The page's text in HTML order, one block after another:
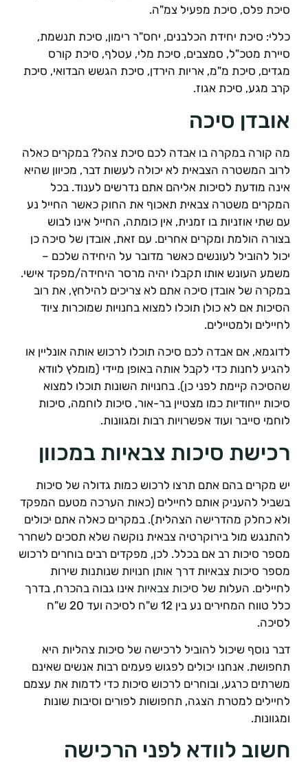
פלס, סיכת מפעיל צמ"ה.
סיכת יחידת הכלבנים, יחס"ר רימון, סיכת תנשמת,
מטכ"ל, סמצבים, סיכת מלי, עטלף, סיכת קורס
סיכת מ"מ, אריות הירדן, סיכת הגשש הבדואי, סיכת
מגע, סיכת אגוז.
סיכה
קורה במקרה בו אבדה לכם סיכת צהל? במקרים כאלה
המשטרה הצבאית לא יכולה לעשות דבר, מכיוון שהיא
מודעת לסיכות אליהם אתם נדרשים לענוד. בכל
משטרה צבאית תאכוף את החוק כאשר החייל נע
שתי אוזניות בו זמנית, אין כומתה, החייל אינו לבוש
הולמת ומקרים אחרים. עם זאת, אובדן של סיכה כן
להוביל לעונשים כאשר מדובר על היחידה שלכם –
העונש אותו תקבלו יהיה מרסר היחידה/מפקד אישי.
של אובדן סיכה אתם לא צריכים להילחץ, את רוב
אם לא כולן תוכלו למצוא בחנויות שמוכרות ציוד
ולמטיילים.
אם אבדה לכם סיכה תוכלו לרכוש אותה אונליין או
לחנות כדי לקבל אותה באופן מיידי (מומלץ לוודא
קיימת לפני כן). בחנויות השונות תוכלו למצוא
ייחודיות כמו מצטיין בר-אור, סיכות לוחמה, סיכות
סייבר ועוד אפשרויות רבות ומגוונות.
סיכות צבאיות במכוון
מקרים בהם אתם תרצו לרכוש כמות גדולה של סיכות
להעניק אותם לחיילים (כאות הערכה מטעם המפקד
כחלק מהדרישה הצהלית). במקרים כאלה אתם יכולים
מול בירוקרטיה צבאית נוקשה שלא תסכים לשחרר
סיכות רב אם בכלל. לכן, מפקדים רבים בוחרים לרכוש
סיכות צבאיות דרך אותן חנויות שנותנות שירות
העלות של סיכות צבאיותאינו גבוה בהכרח, בדרך
כלל טווח המחירים נע בין 12 ש"ח לסיכה ועד 20 ש"ח
נוסף שיכול להוביל לרכישה של סיכות צהליות היא
אנחנו יכולים לפגוש פעמים רבות אנשים שאינם
כרגע, ובוחרים לרכוש סיכות כדי לדמות את עצמם
למטרת הצגה, תחפושות לפורים וסיבות שונות
לוודא לפני הרכישה